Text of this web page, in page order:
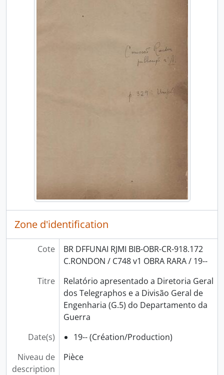
Zone d'identification
Cote
BR DFFUNAI RJMI BIB-OBR-CR-918.172
C.RONDON / C748 v1 OBRA RARA / 19--
Titre
Relatório apresentado a Diretoria Geral
dos Telegraphos e a Divisão Geral de
Engenharia (G.5) do Departamento da
Guerra
Date(s)
19-- (Création/Production)
Niveau de
description
Pièce